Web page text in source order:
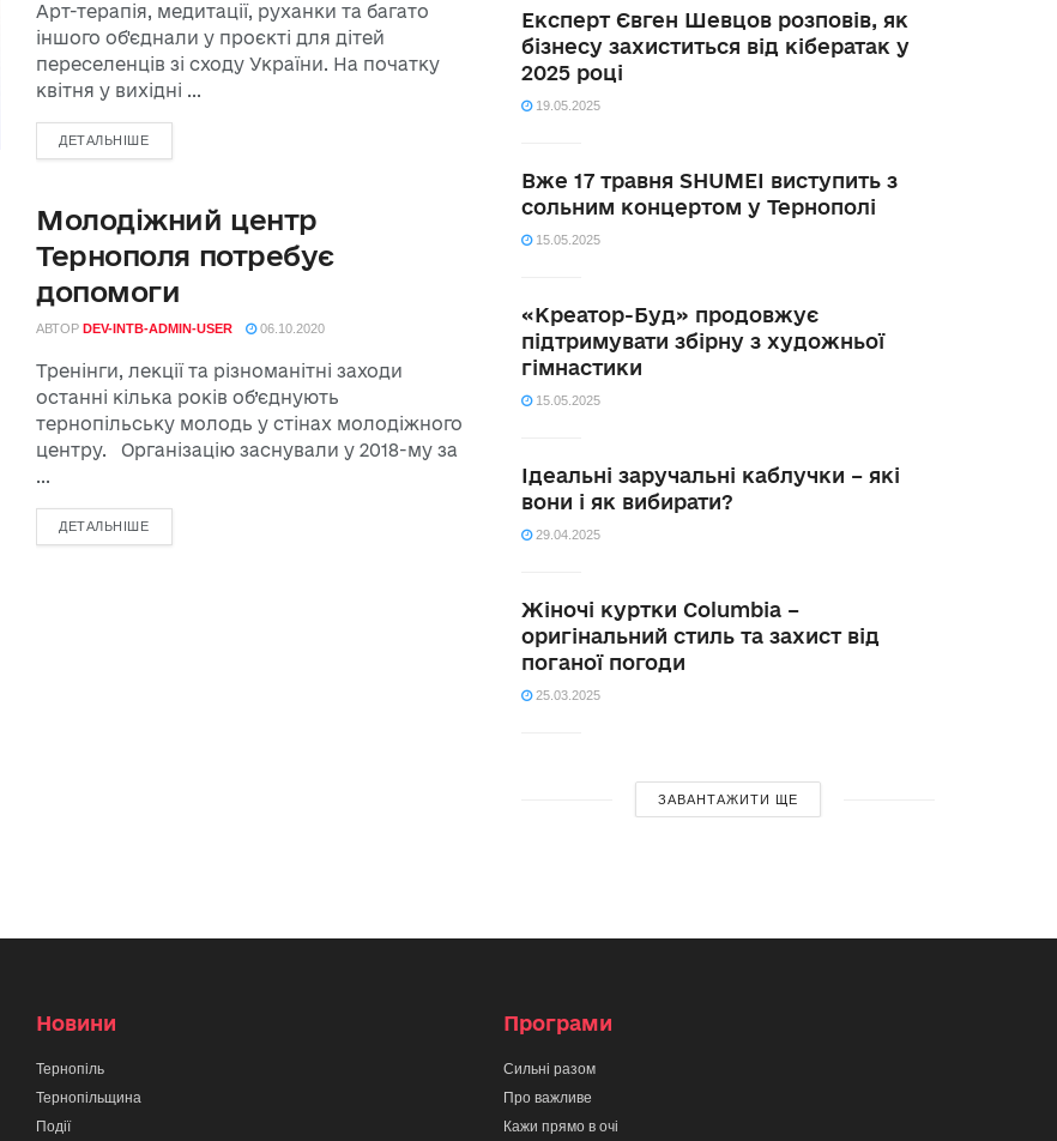
Арт-терапія, медитації, руханки та багато
іншого об'єднали у проєкті для дітей
переселенців зі сходу України. На початку
квітня у вихідні ...
ДЕТАЛЬНІШЕ
Молодіжний центр
Тернополя потребує
допомоги
АВТОР DEV-INTB-ADMIN-USER 06.10.2020
Тренінги, лекції та різноманітні заходи
останні кілька років об’єднують
тернопільську молодь у стінах молодіжного
центру. Організацію заснували у 2018-му за
...
ДЕТАЛЬНІШЕ
Експерт Євген Шевцов розповів, як
бізнесу захиститься від кібератак у
2025 році
19.05.2025
Вже 17 травня SHUMEI виступить з
сольним концертом у Тернополі
15.05.2025
«Креатор-Буд» продовжує
підтримувати збірну з художньої
гімнастики
15.05.2025
Ідеальні заручальні каблучки – які
вони і як вибирати?
29.04.2025
Жіночі куртки Columbia –
оригінальний стиль та захист від
поганої погоди
25.03.2025
ЗАВАНТАЖИТИ ЩЕ
Новини
Тернопіль
Тернопільщина
Події
Програми
Сильні разом
Про важливе
Кажи прямо в очі